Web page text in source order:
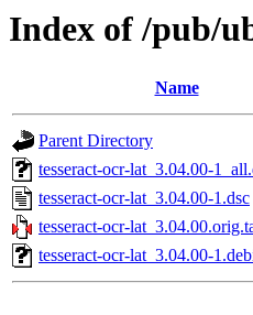
Index of /pub/
Name
Parent Directory
tesseract-ocr-lat_3.04.00-
tesseract-ocr-lat_3.04.00-1.dsc
tesseract-ocr-
tesseract-ocr-lat_3.04.00-